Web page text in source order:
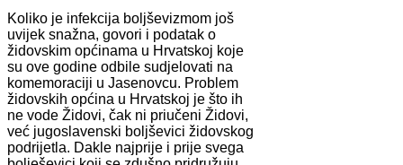
Koliko je infekcija boljševizmom još
uvijek snažna, govori i podatak o
židovskim općinama u Hrvatskoj koje
su ove godine odbile sudjelovati na
komemoraciji u Jasenovcu. Problem
židovskih općina u Hrvatskoj je što ih
ne vode Židovi, čak ni priučeni Židovi,
već jugoslavenski boljševici židovskog
podrijetla. Dakle najprije i prije svega